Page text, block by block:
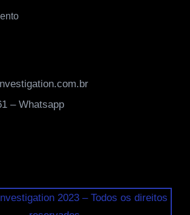
– Whatsapp
2023 – Todos os direitos